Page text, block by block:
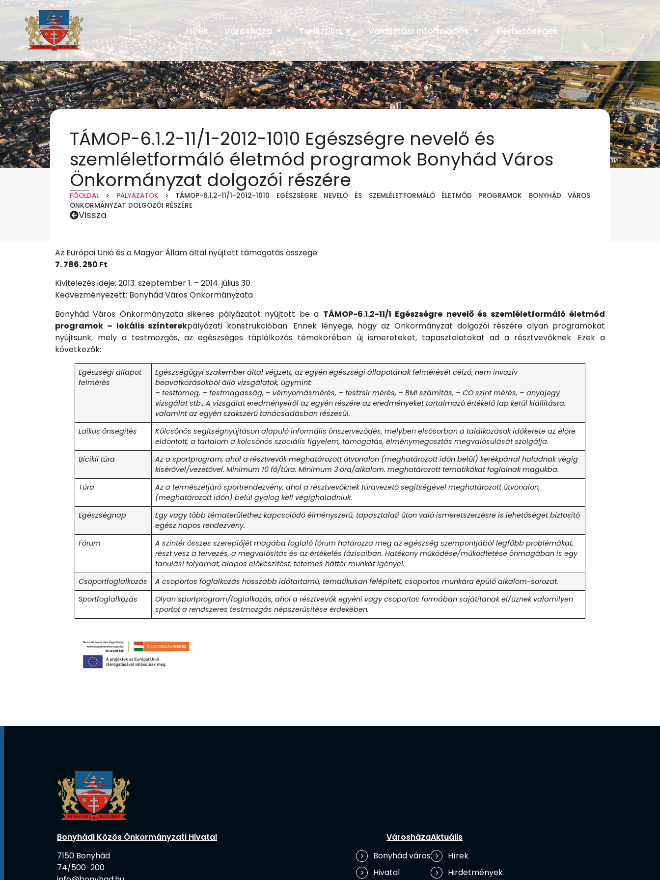
Hírek Városháza Turisztika Választási információk Elérhetőségek
TÁMOP-6.1.2-11/1-2012-1010 Egészségre nevelő és
szemléletformáló életmód programok Bonyhád Város
Önkormányzat dolgozói részére
FŐOLDAL > PÁLYÁZATOK > TÁMOP-6.1.2-11/1-2012-1010 EGÉSZSÉGRE NEVELŐ ÉS SZEMLÉLETFORMÁLÓ ÉLETMÓD PROGRAMOK BONYHÁD VÁROS
ÖNKORMÁNYZAT DOLGOZÓI RÉSZÉRE
Vissza
Az Európai Unió és a Magyar Állam által nyújtott támogatás összege:
7. 786. 250 Ft
Kivitelezés ideje: 2013. szeptember 1. – 2014. július 30.
Kedvezményezett: Bonyhád Város Önkormányzata
Bonyhád Város Önkormányzata sikeres pályázatot nyújtott be a TÁMOP-6.1.2-11/1 Egészségre nevelő és szemléletformáló életmód
programok – lokális színterekpályázati konstrukcióban. Ennek lényege, hogy az Önkormányzat dolgozói részére olyan programokat
nyújtsunk, mely a testmozgás, az egészséges táplálkozás témakörében új ismereteket, tapasztalatokat ad a résztvevőknek. Ezek a
következők:
Egészségi állapot
felmérés
Egészségügyi szakember által végzett, az egyén egészségi állapotának felmérését célzó, nem invazív
beavatkozásokból álló vizsgálatok, úgymint:
– testtömeg, – testmagasság, – vérnyomásmérés, – testzsír mérés, – BMI számítás, – CO szint mérés, – anyajegy
vizsgálat stb., A vizsgálat eredményeiről az egyén részére az eredményeket tartalmazó értékelő lap kerül kiállításra,
valamint az egyén szakszerű tanácsadásban részesül.
Laikus önsegítés
Kölcsönös segítségnyújtáson alapuló informális önszerveződés, melyben elsősorban a találkozások időkerete az előre
eldöntött, a tartalom a kölcsönös szociális figyelem, támogatás, élménymegosztás megvalósulását szolgálja.
Bicikli túra
Az a sportprogram, ahol a résztvevők meghatározott útvonalon (meghatározott időn belül) kerékpárral haladnak végig
kísérővel/vezetővel. Minimum 10 fő/túra. Minimum 3 óra/alkalom. meghatározott tematikákat foglalnak magukba.
Túra
Az a természetjáró sportrendezvény, ahol a résztvevőknek túravezető segítségével meghatározott útvonalon,
(meghatározott időn) belül gyalog kell végighaladniuk.
Egészségnap
Egy vagy több tématerülethez kapcsolódó élményszerű, tapasztalati úton való ismeretszerzésre is lehetőséget biztosító
egész napos rendezvény.
Fórum
A színtér összes szereplőjét magába foglaló fórum határozza meg az egészség szempontjából legfőbb problémákat,
részt vesz a tervezés, a megvalósítás és az értékelés fázisaiban. Hatékony működése/működtetése önmagában is egy
tanulási folyamat, alapos előkészítést, tetemes háttér munkát igényel.
Csoportfoglalkozás
A csoportos foglalkozás hosszabb időtartamú, tematikusan felépített, csoportos munkára épülő alkalom-sorozat.
Sportfoglalkozás
Olyan sportprogram/foglalkozás, ahol a résztvevők egyéni vagy csoportos formában sajátítanak el/űznek valamilyen
sportot a rendszeres testmozgás népszerűsítése érdekében.
Bonyhádi Közös Önkormányzati Hivatal
7150 Bonyhád
74/500-200
Városháza
Bonyhád város
Hivatal
Aktuális
Hírek
Hirdetmények